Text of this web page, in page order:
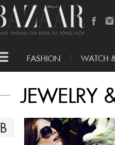
Toggle
navigation
FASHION WATCH
JEWELRY
B